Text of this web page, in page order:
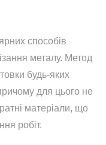
способів
металу. Метод
будь-яких
для цього не
матеріали, що
робіт.